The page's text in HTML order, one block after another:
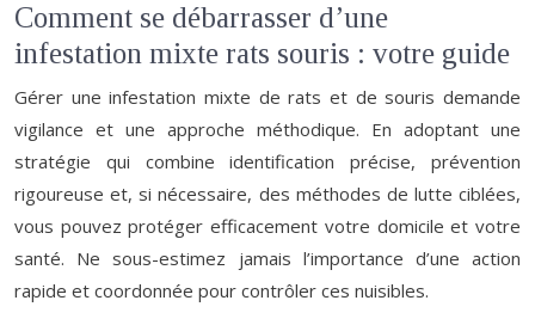
Comment se débarrasser d’une
infestation mixte rats souris : votre guide
Gérer une infestation mixte de rats et de souris demande
vigilance et une approche méthodique. En adoptant une
stratégie qui combine identification précise, prévention
rigoureuse et, si nécessaire, des méthodes de lutte ciblées,
vous pouvez protéger efficacement votre domicile et votre
santé. Ne sous-estimez jamais l’importance d’une action
rapide et coordonnée pour contrôler ces nuisibles.